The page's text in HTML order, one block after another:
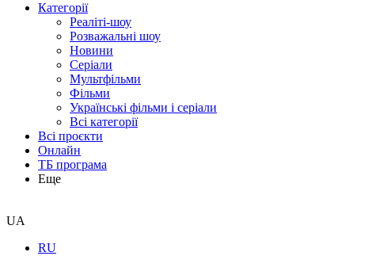
Категорії
Реаліті-шоу
Розважальні шоу
Новини
Серіали
Мультфільми
Фільми
Українські фільми і серіали
Всі категорії
Всі проєкти
Онлайн
ТБ програма
Еще
UA
RU